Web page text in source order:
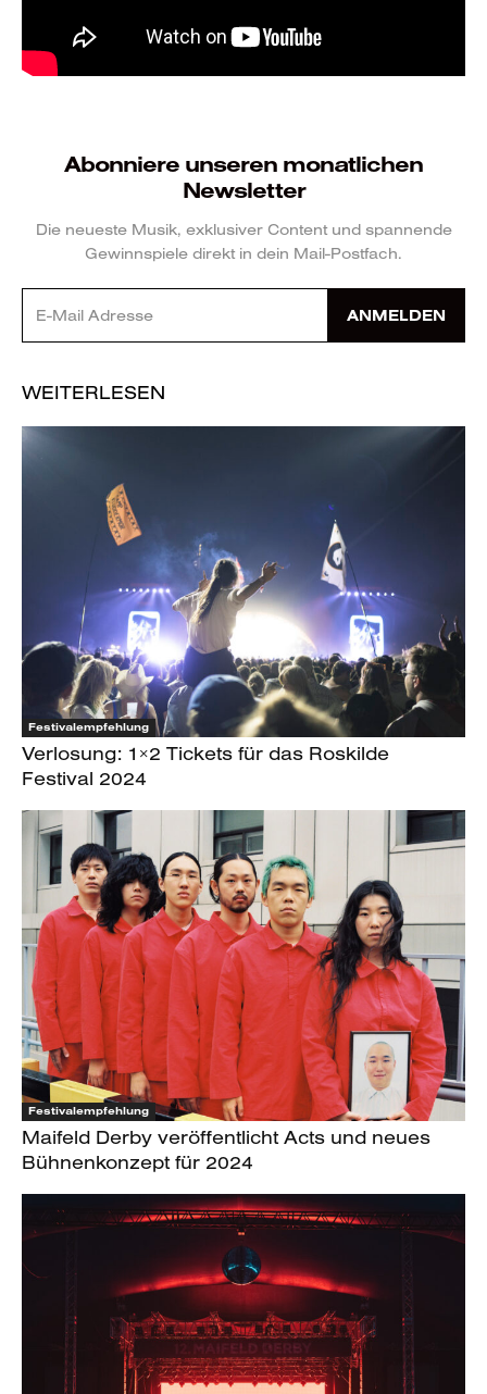
Abonniere unseren monatlichen
Newsletter
Die neueste Musik, exklusiver Content und spannende
Gewinnspiele direkt in dein Mail-Postfach.
ANMELDEN
WEITERLESEN
Festivalempfehlung
Verlosung: 1×2 Tickets für das Roskilde
Festival 2024
Festivalempfehlung
Maifeld Derby veröffentlicht Acts und neues
Bühnenkonzept für 2024